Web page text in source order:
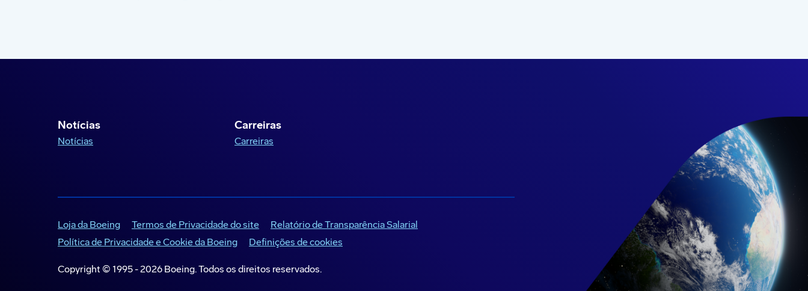
Notícias
Notícias
Carreiras
Carreiras
Loja da Boeing Termos de Privacidade do site
Relatório de Transparência Salarial
Política de Privacidade e Cookie da Boeing
Definições de cookies
Copyright © 1995 -2026 Boeing. Todos os direitos reservados.